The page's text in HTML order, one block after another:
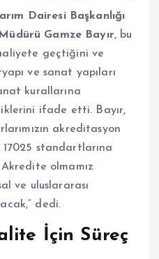
Dairesi Başkanlığı
Gamze Bayır, bu
geçtiğini ve
ve sanat yapıları
kurallarına
ifade etti. Bayır,
akreditasyon
standartlarına
olmamız
ve uluslararası
dedi.
İçin Süreç